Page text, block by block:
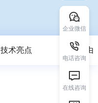
技术亮点 选择理由
企业微信
电话咨询
在线咨询